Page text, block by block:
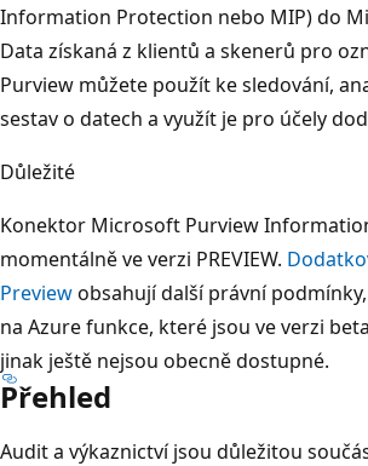
Information Protection nebo MIP) do
Data získaná z klientů a skenerů pro
Purview můžete použít ke sledování,
sestav o datech a využít je pro účely
Důležité
Konektor Microsoft Purview
momentálně ve verzi PREVIEW.
Previewobsahují další právní
na Azure funkce, které jsou ve verzi
jinak ještě nejsou obecně dostupné.
Přehled
Audit a výkaznictví jsou důležitou